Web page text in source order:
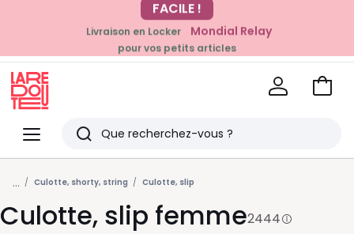
EN CE MOMENT
-20% dès 39€*
sur la mode
Livraison en Locker Mondial Relay
pour vos petits articles
Menu
Redoute
Rechercher
Derniers
articles
vus
Voir
... Culotte, shorty, string Culotte, slip
Culotte, slip femme2444